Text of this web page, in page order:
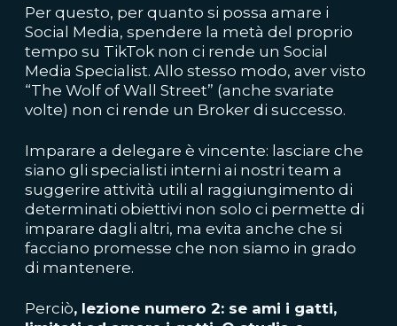
Per questo, per quanto si possa amare i
Social Media, spendere la metà del proprio
tempo su TikTok non ci rende un Social
Media Specialist. Allo stesso modo, aver visto
“The Wolf of Wall Street” (anche svariate
volte) non ci rende un Broker di successo.
Imparare a delegare è vincente: lasciare che
siano gli specialisti interni ai nostri team a
suggerire attività utili al raggiungimento di
determinati obiettivi non solo ci permette di
imparare dagli altri, ma evita anche che si
facciano promesse che non siamo in grado
di mantenere.
Perciò, lezione numero 2: se ami i gatti,